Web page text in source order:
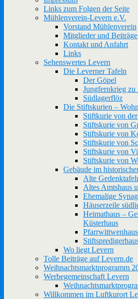
Links zum Folgen der Seite
Mühlenverein-Levern e.V.
Vorstand Mühlenverein
Mitglieder und Beiträge
Kontakt und Anfahrt
Links
Sehenswertes Levern
Die Leverner Tafeln
Der Göpel
Jungfernkrieg zu
Südlagerflöz
Die Stiftskurien –
Stiftkurie von
Stiftskurie von
Stiftskurie von
Stiftskurie von
Stiftskurie von
Stiftskurie von
Gebäude im
Alte
Altes Amtshaus
Ehemalige
Häuserzeile
Heimathaus –
Küsterhaus
Pfarrwittwenhaus
Wo liegt Levern
Tolle Beiträge auf Levern.de
Weihnachtsmarktprogramm
Werbegemeinschaft Levern
Willkommen im Luftkurort